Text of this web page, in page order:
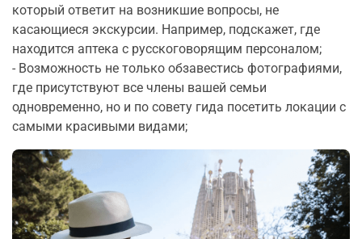
который ответит на возникшие вопросы, не
касающиеся экскурсии. Например, подскажет, где
находится аптека с русскоговорящим персоналом;
- Возможность не только обзавестись фотографиями,
где присутствуют все члены вашей семьи
одновременно, но и по совету гида посетить локации с
самыми красивыми видами;